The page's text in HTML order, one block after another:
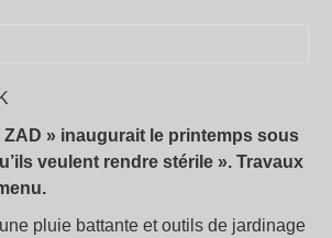
ZAD » inaugurait le printemps sous
veulent rendre stérile ». Travaux
pluie battante et outils de jardinage